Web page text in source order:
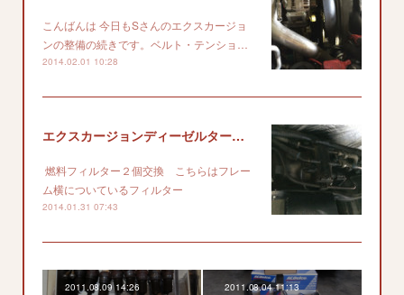
こんばんは 今日もSさんのエクスカージョ
ンの整備の続きです。ベルト・テンショ…
2014.02.01 10:28
エクスカージョンディーゼルターボ フィルター交換
燃料フィルター２個交換 こちらはフレー
ム横についているフィルター
2014.01.31 07:43
2011.08.09 14:26 2011.08.04 11:13